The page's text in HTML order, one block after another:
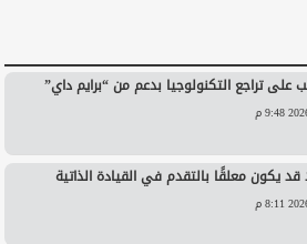
على تراجع التكنولوجيا بدعم من “برايم داي”
يكون معلقًا بالتقدم في القيادة الذاتية